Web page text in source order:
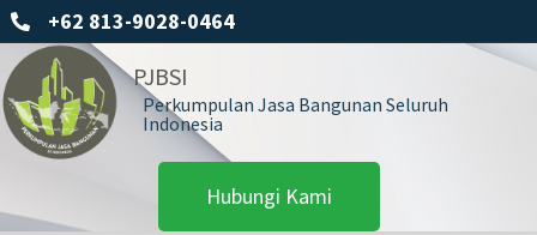
+62 813-9028-0464
PJBSI
Perkumpulan Jasa Bangunan Seluruh
Indonesia
Hubungi Kami